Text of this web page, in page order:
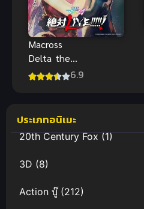
Macross
Delta the
Movie Zettai
Delta the
Movie Zettai
Live!!
6.9
ประเภทอนิเมะ
20th Century Fox(1)
3D (8)
Action บู๊(212)